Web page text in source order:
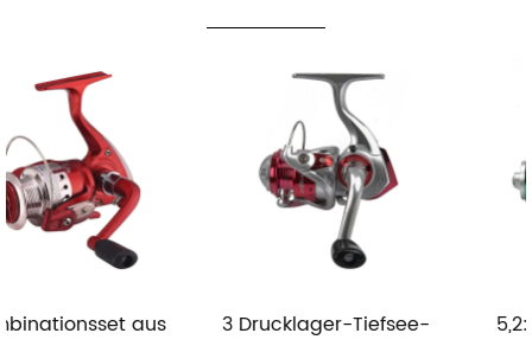
3 Drucklager-Tiefsee-
5,2:1 Angelrolle aus